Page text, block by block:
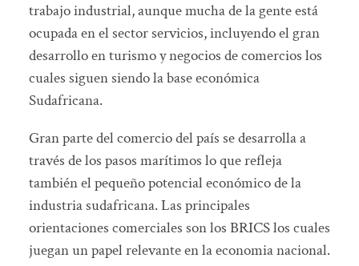
trabajo industrial, aunque mucha de la gente está
ocupada en el sector servicios, incluyendo el gran
desarrollo en turismo y negocios de comercios los
cuales siguen siendo la base económica
Sudafricana.
Gran parte del comercio del país se desarrolla a
través de los pasos marítimos lo que refleja
también el pequeño potencial económico de la
industria sudafricana. Las principales
orientaciones comerciales son los BRICS los cuales
juegan un papel relevante en la economia nacional.